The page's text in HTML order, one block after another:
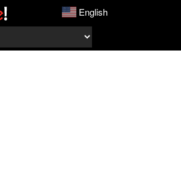
English